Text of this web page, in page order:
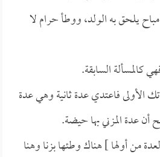
يلحق به الولد، ووطأ حرام لا
كالمسألة السابقة.
الأولى فاعتدي عدة ثانية وهي عدة
أن عدة المزني بها حيضة.
من أولها ] هناك وطئها بزنا وهنا